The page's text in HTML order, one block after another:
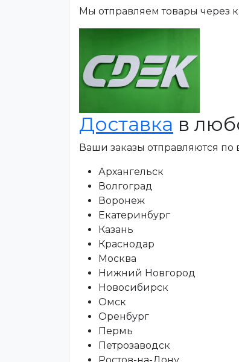
Мы отправляем товары через
Доставка в
Ваши заказы отправляются
Архангельск
Волгоград
Воронеж
Екатеринбург
Казань
Краснодар
Москва
Нижний Новгород
Новосибирск
Омск
Оренбург
Пермь
Петрозаводск